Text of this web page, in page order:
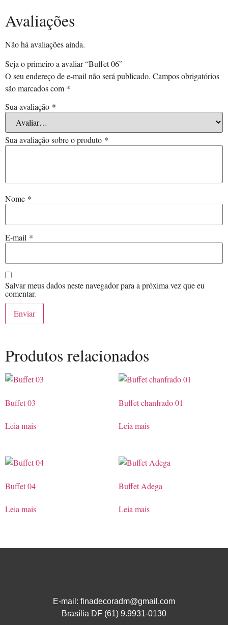
Avaliações
Não há avaliações ainda.
Seja o primeiro a avaliar “Buffet 06”
O seu endereço de e-mail não será publicado. Campos obrigatórios
são marcados com *
Sua avaliação *
Sua avaliação sobre o produto *
Nome *
E-mail *
Salvar meus dados neste navegador para a próxima vez que eu
comentar.
Produtos relacionados
Buffet 03
Leia mais
Buffet chanfrado 01
Leia mais
Buffet 04
Leia mais
Buffet Adega
Leia mais
E-mail: finadecoradm@gmail.com
Brasília DF (61) 9.9931-0130